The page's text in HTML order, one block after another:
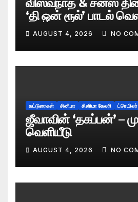
‘தி ஒன் ரூல்’ பாடல்
AUGUST 4, 2026 NO
கட்டுரைகள் சினிமா சினிமா கேலரி
ஜீவாவின் ‘தகப்பன்’ –
வெளியீடு
AUGUST 4, 2026 NO